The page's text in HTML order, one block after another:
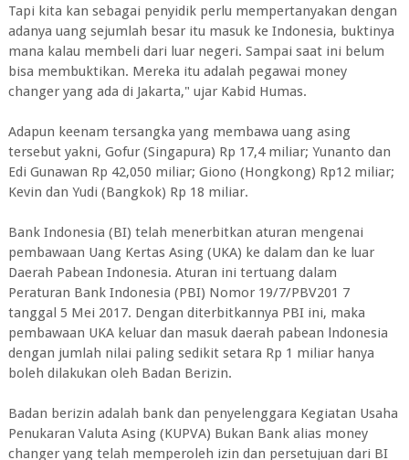
Tapi kita kan sebagai penyidik perlu mempertanyakan dengan
adanya uang sejumlah besar itu masuk ke Indonesia, buktinya
mana kalau membeli dari luar negeri. Sampai saat ini belum
bisa membuktikan. Mereka itu adalah pegawai money
changer yang ada di Jakarta," ujar Kabid Humas.
Adapun keenam tersangka yang membawa uang asing
tersebut yakni, Gofur (Singapura) Rp 17,4 miliar; Yunanto dan
Edi Gunawan Rp 42,050 miliar; Giono (Hongkong) Rp12 miliar;
Kevin dan Yudi (Bangkok) Rp 18 miliar.
Bank Indonesia (BI) telah menerbitkan aturan mengenai
pembawaan Uang Kertas Asing (UKA) ke dalam dan ke luar
Daerah Pabean Indonesia. Aturan ini tertuang dalam
Peraturan Bank Indonesia (PBI) Nomor 19/7/PBV201 7
tanggal 5 Mei 2017. Dengan diterbitkannya PBI ini, maka
pembawaan UKA keluar dan masuk daerah pabean lndonesia
dengan jumlah nilai paling sedikit setara Rp 1 miliar hanya
boleh dilakukan oleh Badan Berizin.
Badan berizin adalah bank dan penyelenggara Kegiatan Usaha
Penukaran Valuta Asing (KUPVA) Bukan Bank alias money
changer yang telah memperoleh izin dan persetujuan dari BI